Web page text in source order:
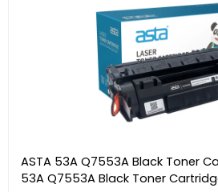
ASTA 53A Q7553A Black Toner
53A Q7553A Black Toner